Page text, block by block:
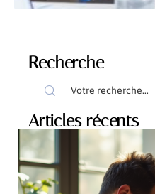
Recherche
Articles récents